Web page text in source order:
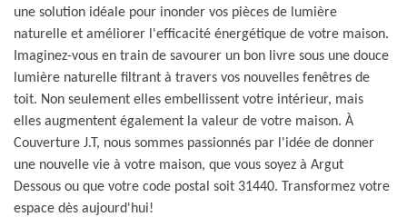
une solution idéale pour inonder vos pièces de lumière
naturelle et améliorer l'efficacité énergétique de votre maison.
Imaginez-vous en train de savourer un bon livre sous une douce
lumière naturelle filtrant à travers vos nouvelles fenêtres de
toit. Non seulement elles embellissent votre intérieur, mais
elles augmentent également la valeur de votre maison. À
Couverture J.T, nous sommes passionnés par l'idée de donner
une nouvelle vie à votre maison, que vous soyez à Argut
Dessous ou que votre code postal soit 31440. Transformez votre
espace dès aujourd'hui!